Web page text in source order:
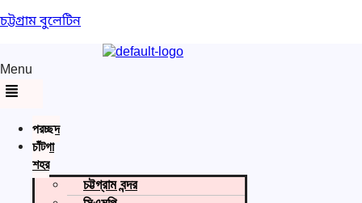
চট্টগ্রাম বুলেটিন
Menu
প্রচ্ছদ
চাঁটগা
শহর
চট্টগ্রাম বন্দর